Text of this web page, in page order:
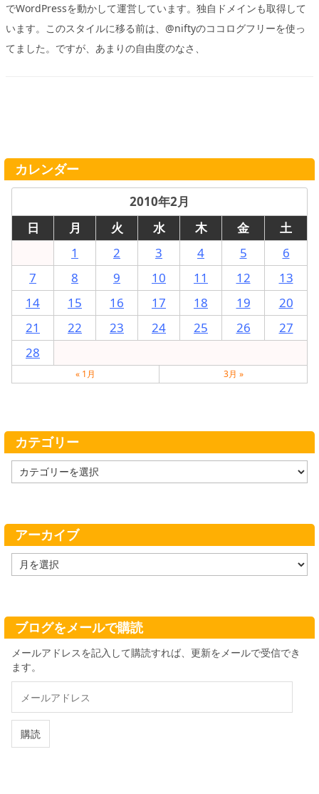
でWordPressを動かして運営しています。独自ドメインも取得して
います。このスタイルに移る前は、@niftyのココログフリーを使っ
てました。ですが、あまりの自由度のなさ、
カレンダー
2010年2月
日
月 火 水 木 金
土
1
2 3 4 5
6
7
8 9 10 11 12
13
14
15 16 17 18 19
20
21
22 23 24 25 26
27
28
« 1月 3月 »
カテゴリー
テ
ー
アーカイブ
ー
ブ
ブログをメールで購読
メールアドレスを記入して購読すれば、更新をメールで受信でき
ます。
ル
ド
購読